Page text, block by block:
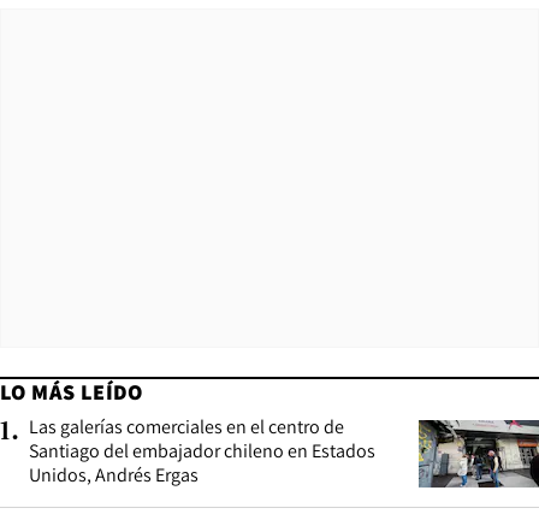
LO MÁS LEÍDO
1. Las galerías comerciales en el centro de
Santiago del embajador chileno en Estados
Unidos, Andrés Ergas